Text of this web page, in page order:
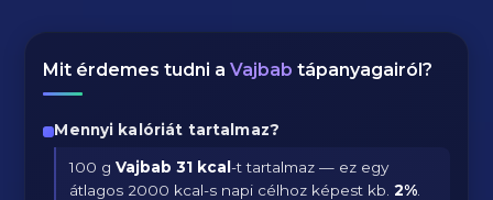
Mit érdemes tudni aVajbab tápanyagairól?
Mennyi kalóriát tartalmaz?
100 gVajbab 31 kcal-t tartalmaz — ez egy
átlagos 2000 kcal-s napi célhoz képest kb.2%